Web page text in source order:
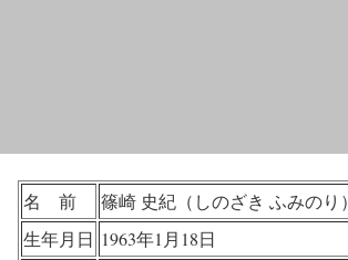
名 前
篠崎 史紀（しのざき ふみのり）
生年月日 1963年1月18日